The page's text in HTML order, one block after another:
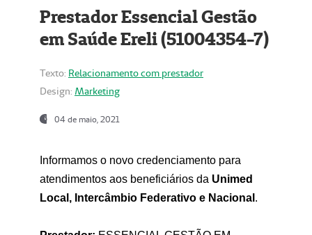
Prestador Essencial Gestão
em Saúde Ereli (51004354-7)
Texto: Relacionamento com prestador
Design: Marketing
04 de maio, 2021
Informamos o novo credenciamento para
atendimentos aos beneficiários da Unimed
Local, Intercâmbio Federativo e Nacional .